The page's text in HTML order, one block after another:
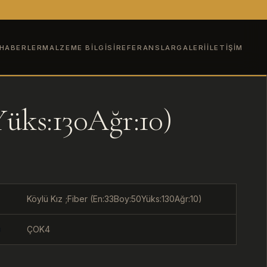
HABERLERMALZEME BILGISI REFERANSLAR GALERI İLETIŞIM
Köylü Kız ;Fiber (En:33Boy:50Yüks:130Ağr:10)
ÇOK4